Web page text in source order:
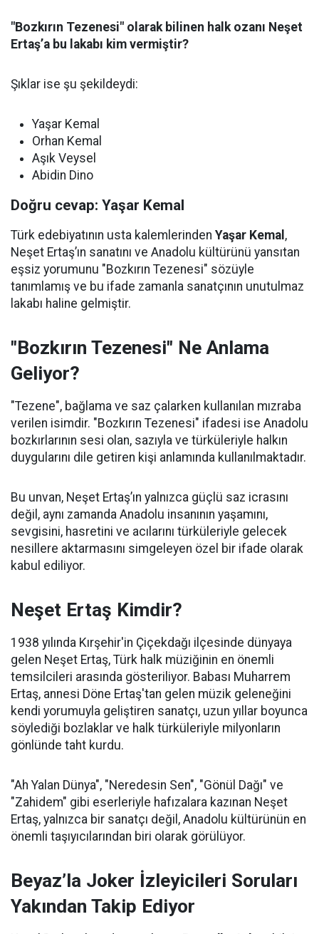
"Bozkırın Tezenesi" olarak bilinen halk ozanı Neşet
Ertaş’a bu lakabı kim vermiştir?
Şıklar ise şu şekildeydi:
Yaşar Kemal
Orhan Kemal
Aşık Veysel
Abidin Dino
Doğru cevap: Yaşar Kemal
Türk edebiyatının usta kalemlerinden Yaşar Kemal ,
Neşet Ertaş’ın sanatını ve Anadolu kültürünü yansıtan
eşsiz yorumunu "Bozkırın Tezenesi" sözüyle
tanımlamış ve bu ifade zamanla sanatçının unutulmaz
lakabı haline gelmiştir.
"Bozkırın Tezenesi" Ne Anlama
Geliyor?
"Tezene", bağlama ve saz çalarken kullanılan mızraba
verilen isimdir. "Bozkırın Tezenesi" ifadesi ise Anadolu
bozkırlarının sesi olan, sazıyla ve türküleriyle halkın
duygularını dile getiren kişi anlamında kullanılmaktadır.
Bu unvan, Neşet Ertaş’ın yalnızca güçlü saz icrasını
değil, aynı zamanda Anadolu insanının yaşamını,
sevgisini, hasretini ve acılarını türküleriyle gelecek
nesillere aktarmasını simgeleyen özel bir ifade olarak
kabul ediliyor.
Neşet Ertaş Kimdir?
1938 yılında Kırşehir'in Çiçekdağı ilçesinde dünyaya
gelen Neşet Ertaş, Türk halk müziğinin en önemli
temsilcileri arasında gösteriliyor. Babası Muharrem
Ertaş, annesi Döne Ertaş'tan gelen müzik geleneğini
kendi yorumuyla geliştiren sanatçı, uzun yıllar boyunca
söylediği bozlaklar ve halk türküleriyle milyonların
gönlünde taht kurdu.
"Ah Yalan Dünya", "Neredesin Sen", "Gönül Dağı" ve
"Zahidem" gibi eserleriyle hafızalara kazınan Neşet
Ertaş, yalnızca bir sanatçı değil, Anadolu kültürünün en
önemli taşıyıcılarından biri olarak görülüyor.
Beyaz’la Joker İzleyicileri Soruları
Yakından Takip Ediyor